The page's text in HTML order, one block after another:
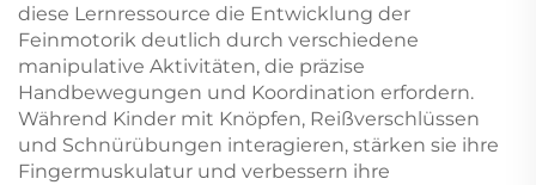
diese Lernressource die Entwicklung der
Feinmotorik deutlich durch verschiedene
manipulative Aktivitäten, die präzise
Handbewegungen und Koordination erfordern.
Während Kinder mit Knöpfen, Reißverschlüssen
und Schnürübungen interagieren, stärken sie ihre
Fingermuskulatur und verbessern ihre